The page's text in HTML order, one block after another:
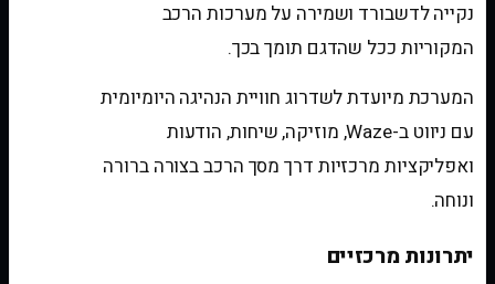
נקייה לדשבורד ושמירה על מערכות הרכב
המקוריות ככל שהדגם תומך בכך.
המערכת מיועדת לשדרוג חוויית הנהיגה היומיומית
עם ניווט ב-Waze, מוזיקה, שיחות, הודעות
ואפליקציות מרכזיות דרך מסך הרכב בצורה ברורה
ונוחה.
יתרונות מרכזיים